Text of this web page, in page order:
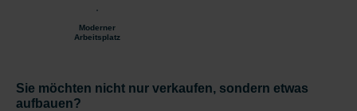
Moderner
Arbeitsplatz
Sie möchten nicht nur verkaufen, sondern etwas
aufbauen?